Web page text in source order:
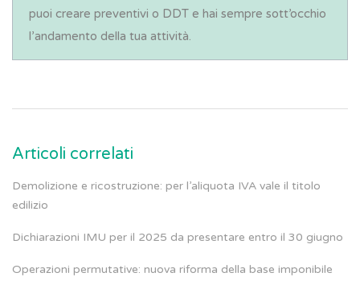
puoi creare preventivi o DDT e hai sempre sott’occhio
l’andamento della tua attività.
Articoli correlati
Demolizione e ricostruzione: per l’aliquota IVA vale il titolo
edilizio
Dichiarazioni IMU per il 2025 da presentare entro il 30 giugno
Operazioni permutative: nuova riforma della base imponibile